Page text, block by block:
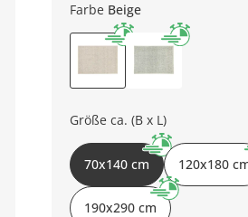
Farbe Beige
Größe ca. (B x L)
70x140 cm 120x180
190x290 cm